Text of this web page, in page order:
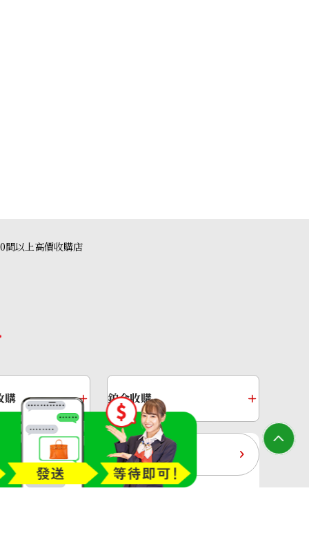
間以上高價收購店
過去十年黃金價格
購 鉑金收購